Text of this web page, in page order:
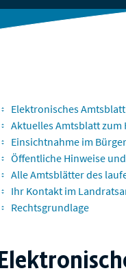
Elektronisches
Aktuelles Amtsblatt zum
Einsichtnahme im
Öffentliche Hinweise
Alle Amtsblätter des
Ihr Kontakt im
Rechtsgrundlage